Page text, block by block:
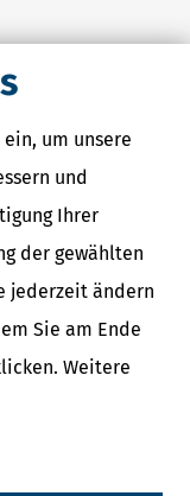
um unsere
und
Ihrer
der gewählten
jederzeit ändern
Sie am Ende
Weitere
und
45